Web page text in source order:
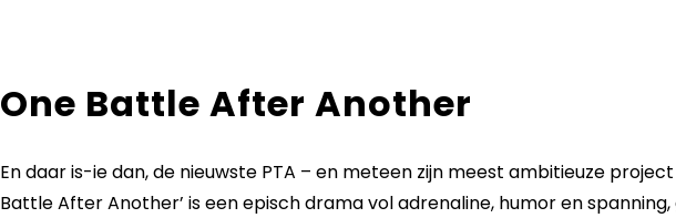
One Battle After Another
En daar is-ie dan, de nieuwste PTA – en meteen zijn meest ambitieuze
Battle After Another’ is een episch drama vol adrenaline, humor en